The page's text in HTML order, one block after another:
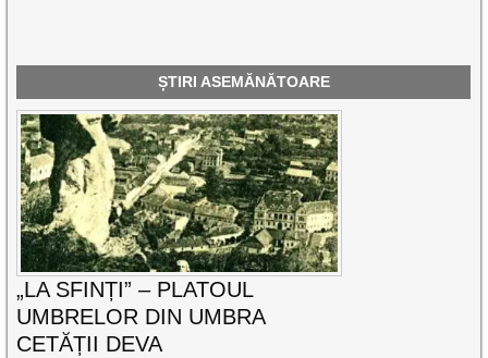
ȘTIRI ASEMĂNĂTOARE
„LA SFINȚI” – PLATOUL
UMBRELOR DIN UMBRA
CETĂȚII DEVA